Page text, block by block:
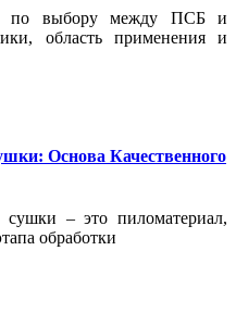
по выбору между ПСБ и
область применения и
Основа Качественного
сушки – это пиломатериал,
обработки